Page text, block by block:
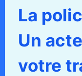
La
Un
votre